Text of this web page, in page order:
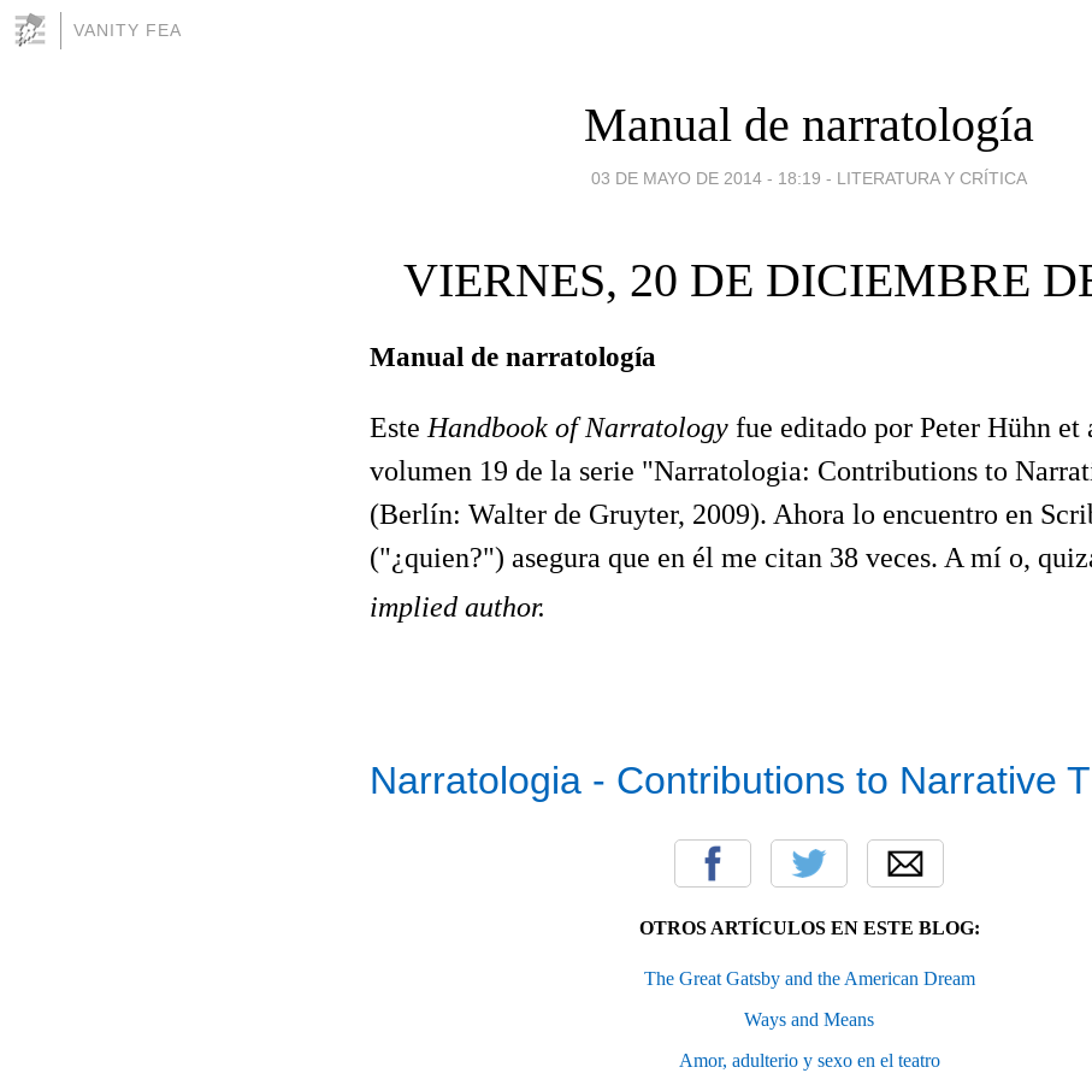
VANITY FEA
Manual de narratología
03 DE MAYO DE 2014 - 18:19 - LITERATURA Y CRÍTICA
VIERNES, 20 DE DICIEMBRE
Manual de narratología
Este Handbook of Narratology fue editado por Peter Hühn et
volumen 19 de la serie "Narratologia: Contributions to
(Berlín: Walter de Gruyter, 2009). Ahora lo encuentro en
("¿quien?") asegura que en él me citan 38 veces. A mí o,
implied author.
Narratologia - Contributions to Narrative
OTROS ARTÍCULOS EN ESTE BLOG:
The Great Gatsby and the American Dream
Ways and Means
Amor, adulterio y sexo en el teatro